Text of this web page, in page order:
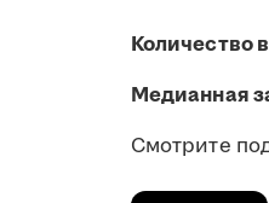
Количество
Медианная
Смотрите